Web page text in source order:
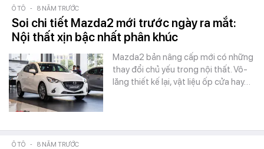
Ô TÔ - 8 NĂM TRƯỚC
Soi chi tiết Mazda2 mới trước ngày ra mắt:
Nội thất xịn bậc nhất phân khúc
Mazda2 bản nâng cấp mới có những
thay đổi chủ yếu trong nội thất. Vô-
lăng thiết kế lại, vật liệu ốp cửa hay…
Ô TÔ - 8 NĂM TRƯỚC